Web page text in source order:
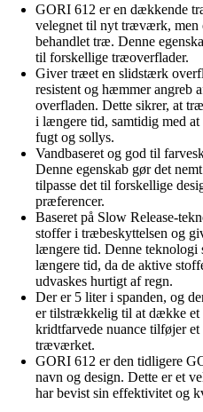
GORI 612 er en dækkende
velegnet til nyt træværk, men
behandlet træ. Denne
til forskellige træoverflader.
Giver træet en slidstærk
resistent og hæmmer angreb
overfladen. Dette sikrer, at
i længere tid, samtidig med at
fugt og sollys.
Vandbaseret og god til
Denne egenskab gør det
tilpasse det til forskellige
præferencer.
Baseret på Slow Release-
stoffer i træbeskyttelsen og
længere tid. Denne teknologi
længere tid, da de aktive
udvaskes hurtigt af regn.
Der er 5 liter i spanden, og
er tilstrækkelig til at dække et
kridtfarvede nuance tilføjer
træværket.
GORI 612 er den tidligere
navn og design. Dette er et
har bevist sin effektivitet og